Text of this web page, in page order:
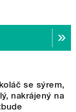
se sýrem,
nakrájený na